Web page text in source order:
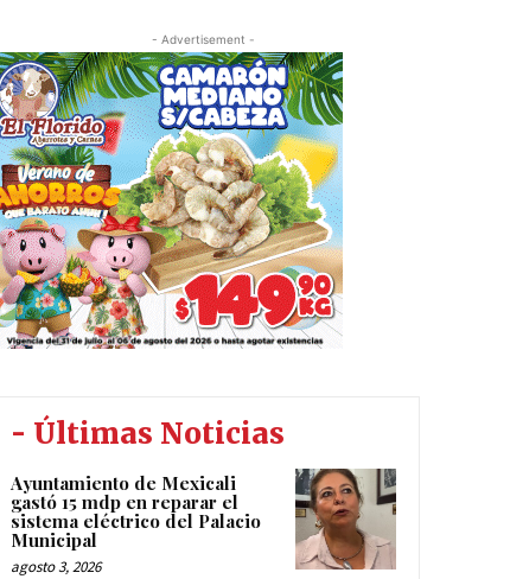
- Advertisement -
- Últimas Noticias
Ayuntamiento de Mexicali
gastó 15 mdp en reparar el
sistema eléctrico del Palacio
Municipal
agosto 3, 2026